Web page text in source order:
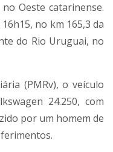
Oeste catarinense.
no km 165,3 da
do Rio Uruguai, no
(PMRv), o veículo
24.250, com
por um homem de